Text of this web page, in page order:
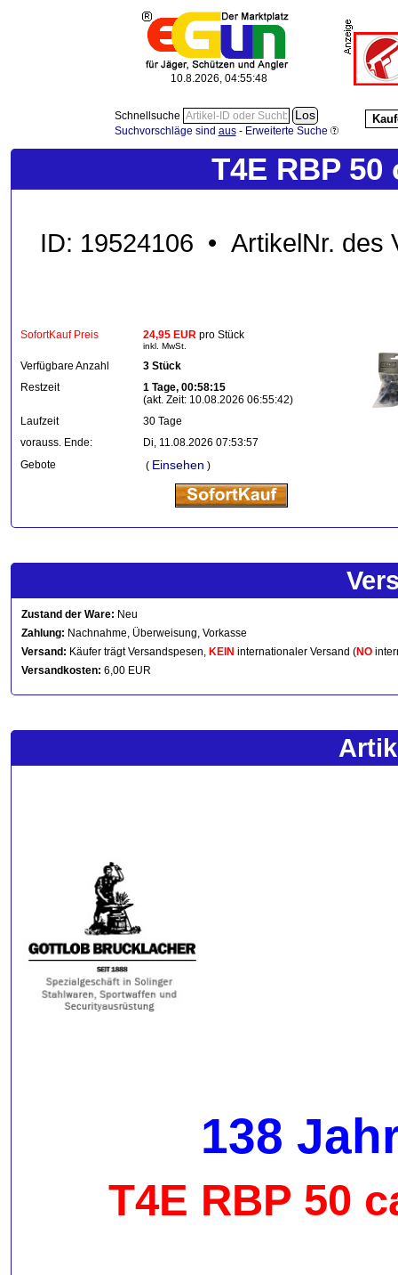
10.8.2026, 04:55:49
Schnellsuche
Suchvorschläge sind aus- Erweiterte Suche
T4E RBP
ID: 19524106 • ArtikelNr.
SofortKauf Preis 24,95 EUR pro Stück
inkl. MwSt.
Verfügbare Anzahl
3 Stück
Restzeit
1 Tage, 00:58:15
(akt. Zeit: 10.08.2026 06:55:42)
Laufzeit
30 Tage
vorauss. Ende:
Di, 11.08.2026 07:53:57
Gebote
( Einsehen )
Zustand der Ware: Neu
Zahlung: Nachnahme, Überweisung, Vorkasse
Versand: Käufer trägt Versandspesen, KEIN internationaler Versand (NO
Versandkosten: 6,00 EUR
138
T4E RBP 50